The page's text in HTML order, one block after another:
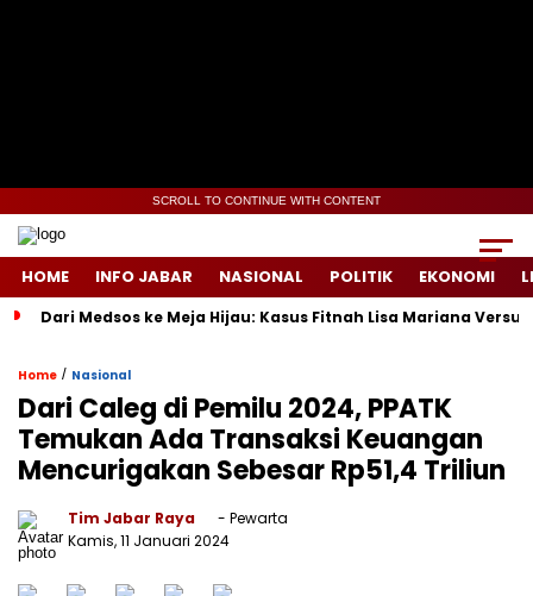
SCROLL TO CONTINUE WITH CONTENT
HOME INFO JABAR NASIONAL POLITIK EKONOMI
Dari Medsos ke Meja Hijau: Kasus Fitnah Lisa Mariana
Home / Nasional
Dari Caleg di Pemilu 2024, PPATK
Temukan Ada Transaksi Keuangan
Mencurigakan Sebesar Rp51,4 Triliun
Tim Jabar Raya
- Pewarta
Kamis, 11 Januari 2024